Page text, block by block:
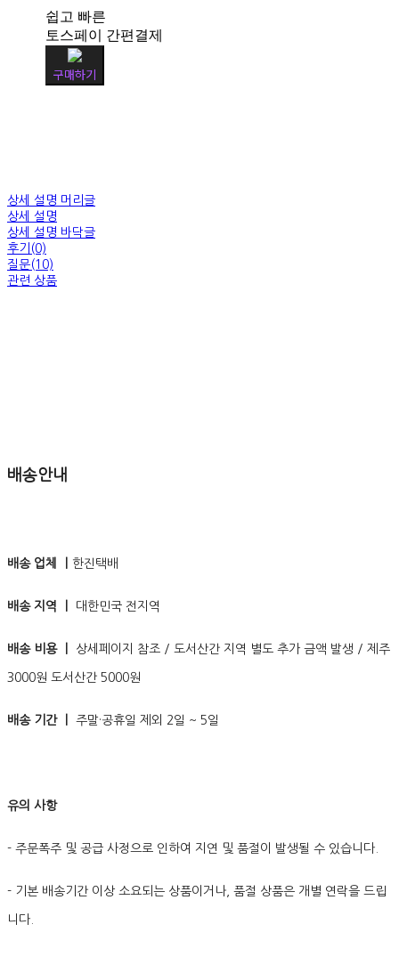
쉽고 빠른
토스페이 간편결제
구매하기
상세 설명 머리글
상세 설명
상세 설명 바닥글
후기(0)
질문(10)
관련 상품
배송안내
배송 업체 ㅣ 한진택배
배송 지역 ㅣ 대한민국 전지역
배송 비용 ㅣ 상세페이지 참조 / 도서산간 지역 별도 추가 금액 발생 / 제주
3000원 도서산간 5000원
배송 기간 ㅣ 주말·공휴일 제외 2일 ~ 5일
유의 사항
- 주문폭주 및 공급 사정으로 인하여 지연 및 품절이 발생될 수 있습니다.
- 기본 배송기간 이상 소요되는 상품이거나, 품절 상품은 개별 연락을 드립
니다.